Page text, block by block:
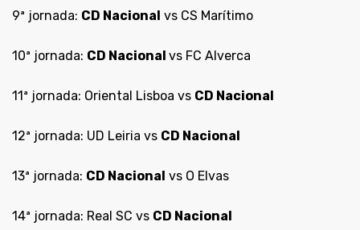
9ª jornada: CD Nacional vs CS Marítimo
10ª jornada: CD Nacional vs FC Alverca
11ª jornada: Oriental Lisboa vs CD Nacional
12ª jornada: UD Leiria vs CD Nacional
13ª jornada: CD Nacional vs O Elvas
14ª jornada: Real SC vs CD Nacional